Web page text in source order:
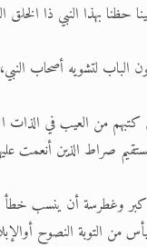
كتبهم من العيب في الذات
صراط الذين أنعمت
وغطرسة أن ينسب خطأ
من التوبة النصوح